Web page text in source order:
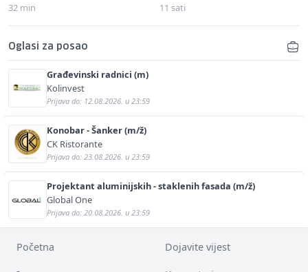
32 min 11 sati
Oglasi za posao
Građevinski radnici (m)
Kolinvest
Prijava do: 12.08.2026. u 23:59
Konobar - Šanker (m/ž)
CK Ristorante
Prijava do: 23.08.2026. u 23:59
Projektant aluminijskih - staklenih fasada (m/ž)
Global One
Prijava do: 20.08.2026. u 23:59
Početna Dojavite vijest